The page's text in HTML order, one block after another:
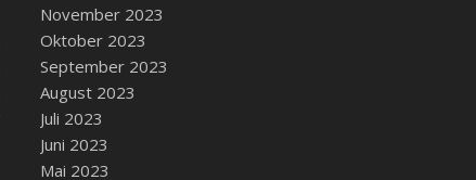
November 2023
Oktober 2023
September 2023
August 2023
Juli 2023
Juni 2023
Mai 2023